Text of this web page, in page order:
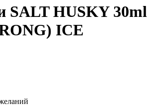
SALT HUSKY 30ml
ICE